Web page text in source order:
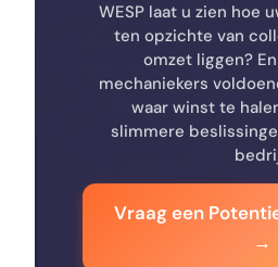
WESP laat u zien hoe
ten opzichte van
omzet liggen?
mechaniekers
waar winst te
slimmere
Vraag een
→